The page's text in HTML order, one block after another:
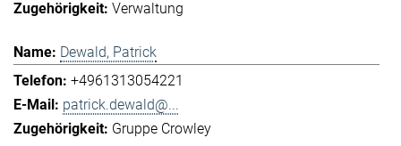
Verwaltung
Dewald, Patrick
+4961313054221
patrick.dewald@...
Gruppe Crowley